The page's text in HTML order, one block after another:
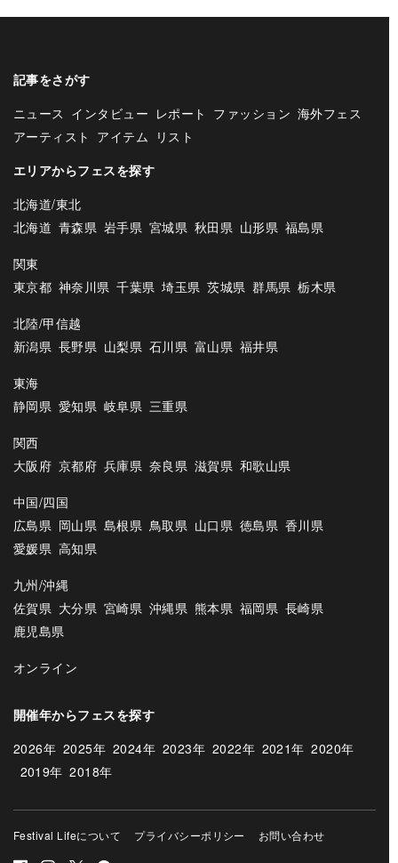
記事をさがす
ニュース インタビュー レポート ファッション 海外フェス
アーティスト アイテム
リスト
エリアからフェスを探す
北海道/東北
北海道 青森県 岩手県 宮城県 秋田県 山形県 福島県
関東
東京都 神奈川県 千葉県 埼玉県 茨城県 群馬県 栃木県
北陸/甲信越
新潟県 長野県 山梨県 石川県 富山県 福井県
東海
静岡県 愛知県 岐阜県 三重県
関西
大阪府 京都府 兵庫県 奈良県 滋賀県 和歌山県
中国/四国
広島県 岡山県 島根県 鳥取県 山口県 徳島県 香川県
愛媛県 高知県
九州/沖縄
佐賀県 大分県 宮崎県 沖縄県 熊本県 福岡県 長崎県
鹿児島県
オンライン
開催年からフェスを探す
2026年 2025年 2024年 2023年 2022年 2021年 2020年
2019年 2018年
Festival Lifeについて プライバシーポリシー お問い合わせ